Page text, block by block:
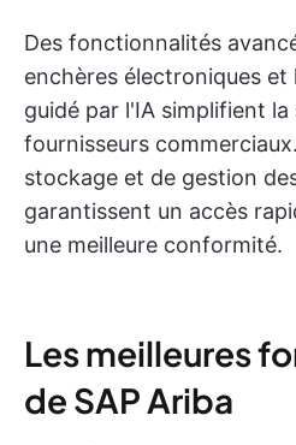
Des fonctionnalités
enchères électroniques
guidé par l'IA simplifient
fournisseurs
stockage et de gestion
garantissent un accès
une meilleure conformité.
Les meilleures
de SAP Ariba